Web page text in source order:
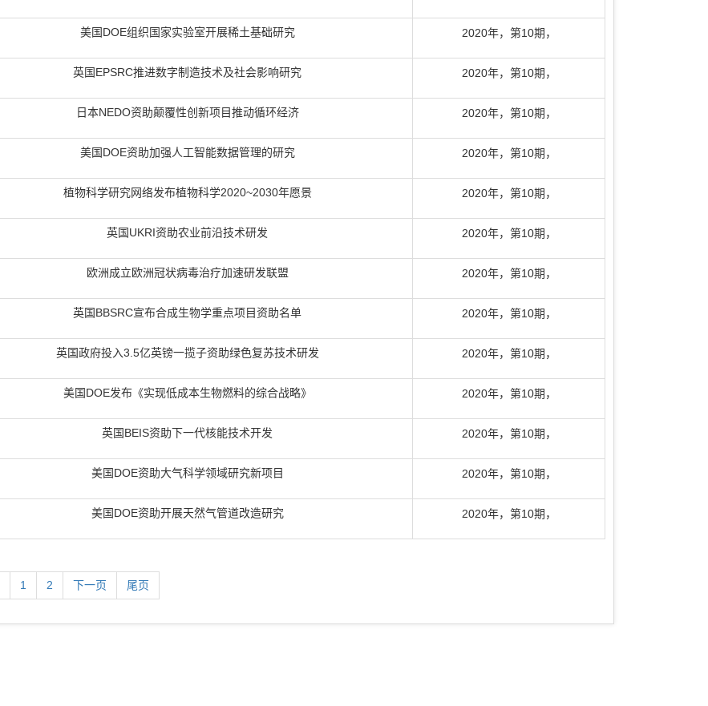
美国DOE组织国家实验室开展稀土基础研究 2020年， 第10期 ，
英国EPSRC推进数字制造技术及社会影响研究 2020年， 第10期 ，
日本NEDO资助颠覆性创新项目推动循环经济 2020年， 第10期 ，
美国DOE资助加强人工智能数据管理的研究 2020年， 第10期 ，
植物科学研究网络发布植物科学2020~2030年愿景 2020年， 第10期 ，
英国UKRI资助农业前沿技术研发 2020年， 第10期 ，
欧洲成立欧洲冠状病毒治疗加速研发联盟 2020年， 第10期 ，
英国BBSRC宣布合成生物学重点项目资助名单 2020年， 第10期 ，
英国政府投入3.5亿英镑一揽子资助绿色复苏技术研发 2020年， 第10期 ，
美国DOE发布《实现低成本生物燃料的综合战略》 2020年， 第10期 ，
英国BEIS资助下一代核能技术开发 2020年， 第10期 ，
美国DOE资助大气科学领域研究新项目 2020年， 第10期 ，
美国DOE资助开展天然气管道改造研究 2020年， 第10期 ，
1 2 下一页 尾页